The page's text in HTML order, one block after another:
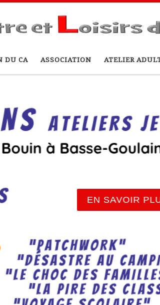
DU CA ASSOCIATION ATELIER
EN SAVOIR